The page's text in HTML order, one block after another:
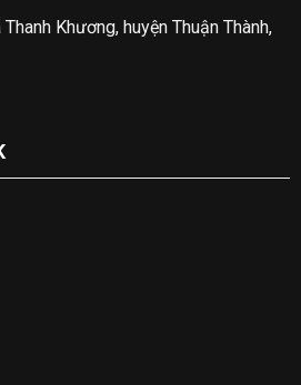
Thanh Khương, huyện Thuận Thành,